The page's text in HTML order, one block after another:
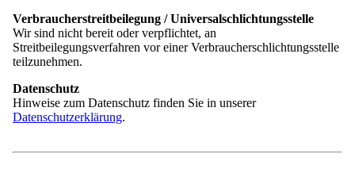
Foto (Domowina/Božena Šimanec, von links): Domowina-
Vorsitzender Dawid Statnik, Hauptgeschäftsführerin der Domowina
Judit Šołćina, Marcel Knobloch (Schulamt LRA Budyšin|Bautzen),
Abgeordneter des Sächsischen Landtags Marko Schiemann,
tschechischer Botschafter Jiří Čistecký, Schulassistent an der
Bautzener Sorbischen Grundschule Gregor Illguth, Leiter des
Sorbischen Gymnasiums René Jatzwauk mit Schülern des
Sorbischen Gymnasiums.
Verbraucherstreitbeilegung / Universalschlichtungsstelle
Wir sind nicht bereit oder verpflichtet, an
Streitbeilegungsverfahren vor einer Verbraucherschlichtungsstelle
teilzunehmen.
Datenschutz
Hinweise zum Datenschutz finden Sie in unserer
Datenschutzerklärung.